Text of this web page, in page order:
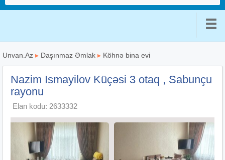
Unvan.Az ▸ Daşınmaz Əmlak ▸ Köhnə bina evi
Nazim Ismayilov Küçəsi 3 otaq , Sabunçu
rayonu
Elan kodu: 2633332